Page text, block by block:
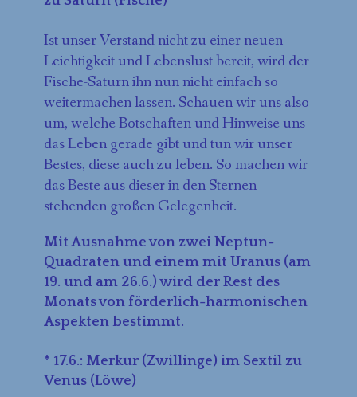
Ist unser Verstand nicht zu einer neuen
Leichtigkeit und Lebenslust bereit, wird der
Fische-Saturn ihn nun nicht einfach so
weitermachen lassen. Schauen wir uns also
um, welche Botschaften und Hinweise uns
das Leben gerade gibt und tun wir unser
Bestes, diese auch zu leben. So machen wir
das Beste aus dieser in den Sternen
stehenden großen Gelegenheit.
Mit Ausnahme von zwei Neptun-
Quadraten und einem mit Uranus (am
19. und am 26.6.) wird der Rest des
Monats von förderlich-harmonischen
Aspekten bestimmt.
* 17.6.: Merkur (Zwillinge) im Sextil zu
Venus (Löwe)